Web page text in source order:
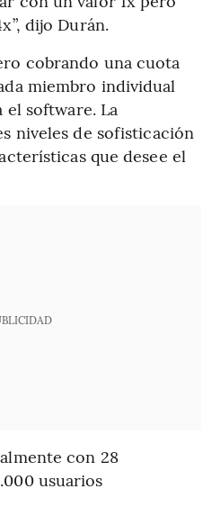
dijo Durán.
cobrando una cuota
miembro individual
software. La
niveles de sofisticación
que desee el
con 28
usuarios